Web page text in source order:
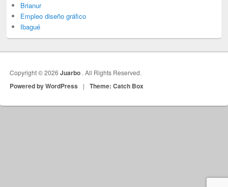
Brianur
Empleo diseño gráfico
Ibagué
Copyright © 2026Juarbo . All Rights Reserved.
Powered by WordPress | Theme: Catch Box